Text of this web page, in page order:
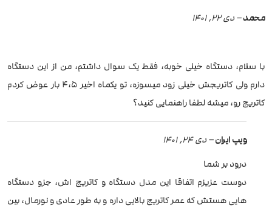
محمد– دی 22, 1401
با سلام، دستگاه خیلی خوبه، فقط یک سوال داشتم، من از این دستگاه
دارم ولی کاتریجش خیلی زود میسوزه، تو یکماه اخیر 4،5 بار عوض کردم
کاتریج رو، میشه لطفا راهنمایی کنید؟
ویپ ایران– دی 24, 1401
درود بر شما
دوست عزیزم اتفاقا این مدل دستگاه و کاتریج اش، جزو دستگاه
هایی هستش که عمر کاتریج بالایی داره و به طور عادی و نورمال، بین